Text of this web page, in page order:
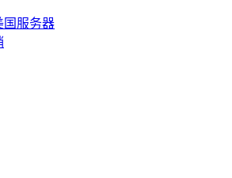
国服务器